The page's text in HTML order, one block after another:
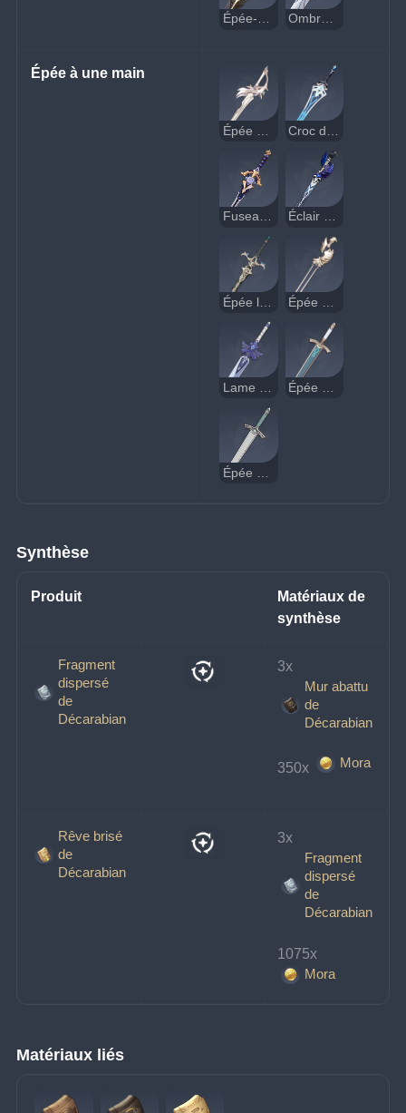
Épée-horloge Ombre ferreuse
Épée à une main
Fuseau de cinabre Éclair des impasses
Épée longue royale
Épée émoussée
Synthèse
Produit
Matériaux de
synthèse
Fragment
dispersé
de
Décarabian
3x
Mur abattu
de
Décarabian
350x Mora
Rêve brisé
de
Décarabian
3x
Fragment
dispersé
de
Décarabian
1075x
Mora
Matériaux liés